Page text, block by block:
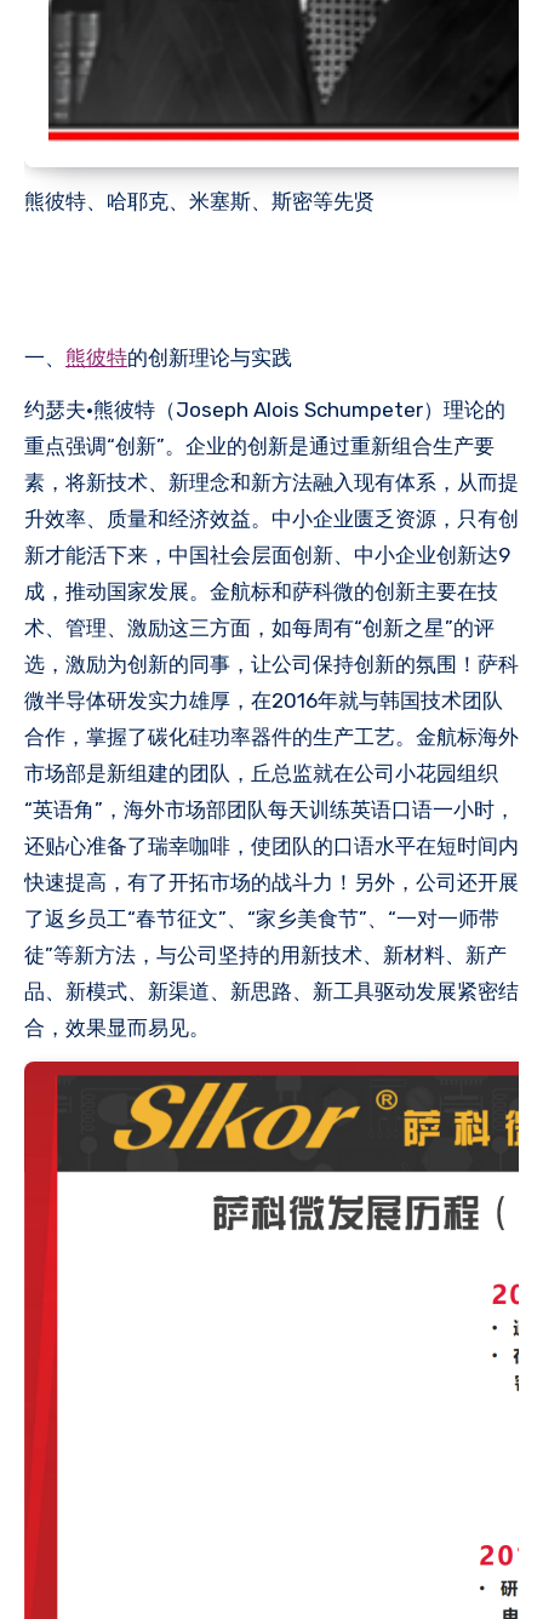
熊彼特、哈耶克、米塞斯、斯密等先贤
一、 熊彼特的创新理论与实践
约瑟夫·熊彼特（Joseph Alois Schumpeter）理论的
重点强调“创新”。企业的创新是通过重新组合生产要
素，将新技术、新理念和新方法融入现有体系，从而提
升效率、质量和经济效益。中小企业匮乏资源，只有创
新才能活下来，中国社会层面创新、中小企业创新达9
成，推动国家发展。金航标和萨科微的创新主要在技
术、管理、激励这三方面，如每周有“创新之星”的评
选，激励为创新的同事，让公司保持创新的氛围！萨科
微半导体研发实力雄厚，在2016年就与韩国技术团队
合作，掌握了碳化硅功率器件的生产工艺。金航标海外
市场部是新组建的团队，丘总监就在公司小花园组织
“英语角”，海外市场部团队每天训练英语口语一小时，
还贴心准备了瑞幸咖啡，使团队的口语水平在短时间内
快速提高，有了开拓市场的战斗力！另外，公司还开展
了返乡员工“春节征文”、“家乡美食节”、“一对一师带
徒”等新方法，与公司坚持的用新技术、新材料、新产
品、新模式、新渠道、新思路、新工具驱动发展紧密结
合，效果显而易见。